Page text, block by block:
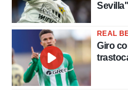
Sevilla"
REAL
Giro